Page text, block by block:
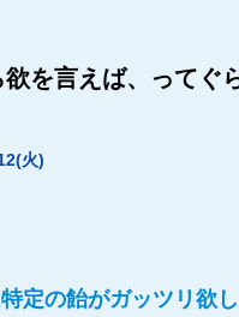
を言えば、ってぐ
火)
定の飴がガッツリ欲